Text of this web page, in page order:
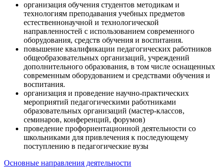
организация обучения студентов методикам и
технологиям преподавания учебных предметов
естественнонаучной и технологической
направленностей с использованием современного
оборудования, средств обучения и воспитания.
повышение квалификации педагогических работников
общеобразовательных организаций, учреждений
дополнительного образования, в том числе оснащенных
современным оборудованием и средствами обучения и
воспитания.
организация и проведение научно-практических
мероприятий педагогическими работниками
образовательных организаций (мастер-классов,
семинаров, конференций, форумов)
проведение профориентационной деятельности со
школьниками для привлечения к последующему
поступлению в педагогические вузы
Основные направления деятельности